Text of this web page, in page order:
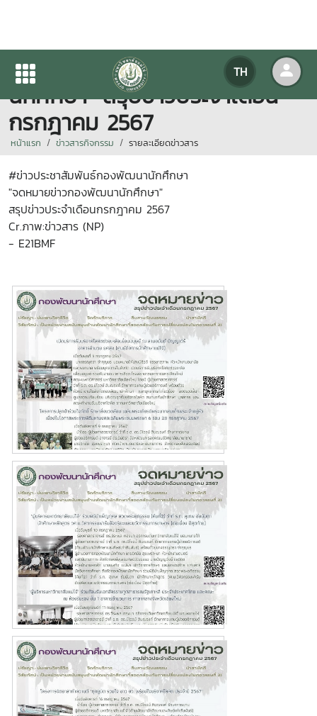
TH
"จดหมายข่าวกองพัฒนา
นักศึกษา" สรุปข่าวประจำเดือน
กรกฎาคม 2567
หน้าแรก ข่าวสารกิจกรรม รายละเอียดข่าวสาร
#ข่าวประชาสัมพันธ์กองพัฒนานักศึกษา
"จดหมายข่าวกองพัฒนานักศึกษา"
สรุปข่าวประจำเดือนกรกฎาคม 2567
Cr.ภาพ:ข่าวสาร (NP)
- E21BMF